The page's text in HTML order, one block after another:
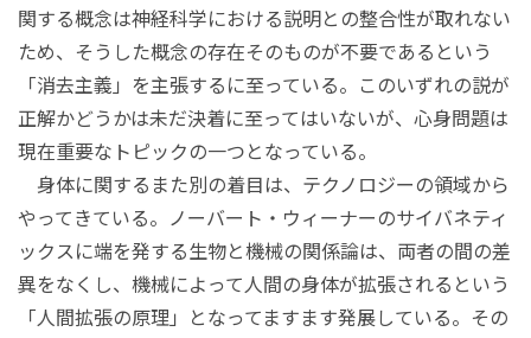
関する概念は神経科学における説明との整合性が取れない
ため、そうした概念の存在そのものが不要であるという
「消去主義」を主張するに至っている。このいずれの説が
正解かどうかは未だ決着に至ってはいないが、心身問題は
現在重要なトピックの一つとなっている。
身体に関するまた別の着目は、テクノロジーの領域から
やってきている。ノーバート・ウィーナーのサイバネティ
ックスに端を発する生物と機械の関係論は、両者の間の差
異をなくし、機械によって人間の身体が拡張されるという
「人間拡張の原理」となってますます発展している。その